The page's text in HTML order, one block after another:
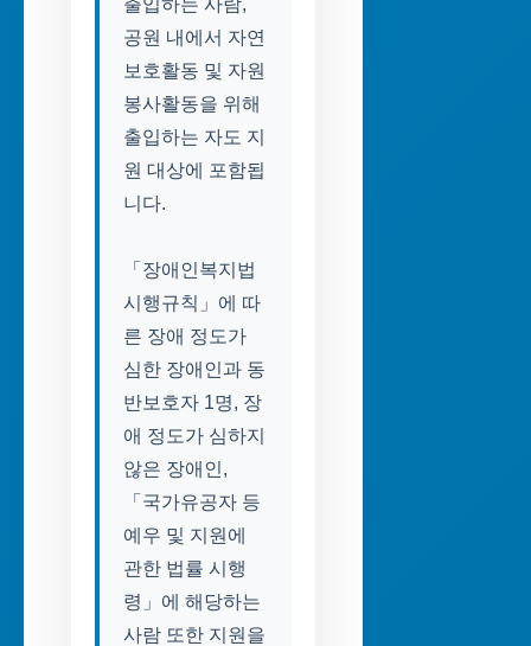
출입하는 사람,
공원 내에서 자연
보호활동 및 자원
봉사활동을 위해
출입하는 자도 지
원 대상에 포함됩
니다.
「장애인복지법
시행규칙」에 따
른 장애 정도가
심한 장애인과 동
반보호자 1명, 장
애 정도가 심하지
않은 장애인,
「국가유공자 등
예우 및 지원에
관한 법률 시행
령」에 해당하는
사람 또한 지원을